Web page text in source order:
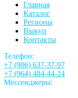
Главная
Каталог
Регионы
Выкуп
Контакты
Телефон:
+7 (906) 637-37-97
+7 (964) 484-44-24
Мессенджеры: